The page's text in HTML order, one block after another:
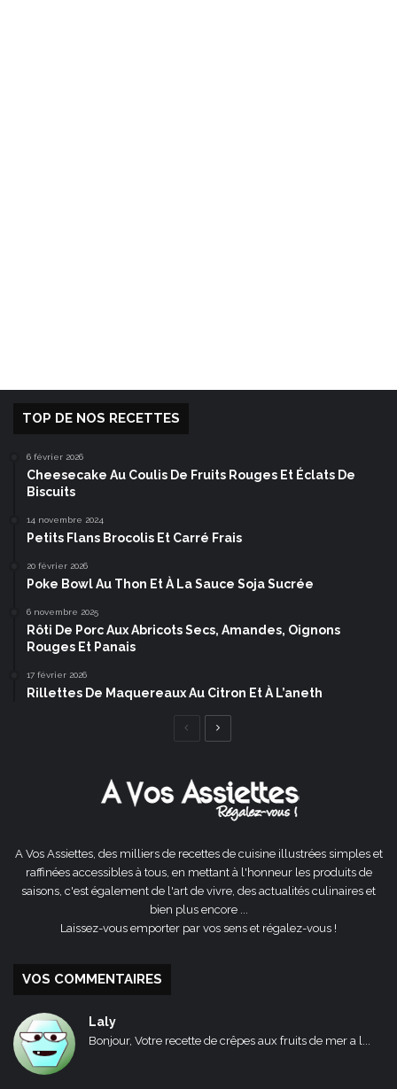
TOP DE NOS RECETTES
6 février 2026
Cheesecake Au Coulis De Fruits Rouges Et Éclats De
Biscuits
14 novembre 2024
Petits Flans Brocolis Et Carré Frais
20 février 2026
Poke Bowl Au Thon Et À La Sauce Soja Sucrée
6 novembre 2025
Rôti De Porc Aux Abricots Secs, Amandes, Oignons
Rouges Et Panais
17 février 2026
Rillettes De Maquereaux Au Citron Et À L’aneth
Page
A Vos Assiettes, des milliers de recettes de cuisine illustrées simples et
raffinées accessibles à tous, en mettant à l'honneur les produits de
saisons, c'est également de l'art de vivre, des actualités culinaires et
bien plus encore ...
Laissez-vous emporter par vos sens et régalez-vous !
VOS COMMENTAIRES
Laly
Bonjour, Votre recette de crêpes aux fruits de mer a l...